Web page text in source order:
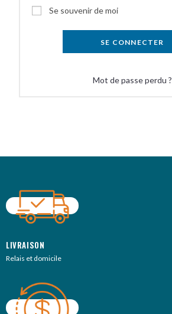
Se souvenir de moi
SE CONNECTER
Mot de passe perdu ?
LIVRAISON
Relais et domicile